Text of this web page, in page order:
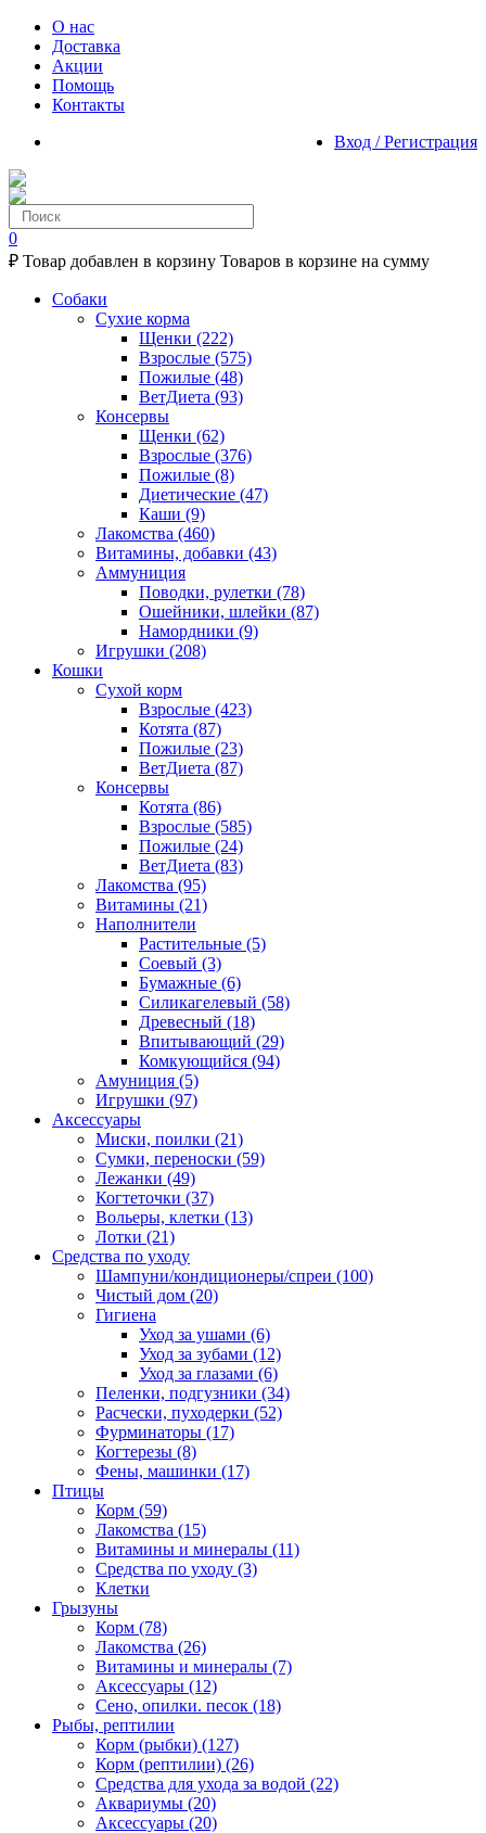
О нас
Доставка
Акции
Помощь
Контакты
Вход / Регистрация
0
₽ Товар добавлен в корзину Товаров в корзине на сумму
Собаки
Сухие корма
Щенки (222)
Взрослые (575)
Пожилые (48)
ВетДиета (93)
Консервы
Щенки (62)
Взрослые (376)
Пожилые (8)
Диетические (47)
Каши (9)
Лакомства (460)
Витамины, добавки (43)
Аммуниция
Поводки, рулетки (78)
Ошейники, шлейки (87)
Намордники (9)
Игрушки (208)
Кошки
Сухой корм
Взрослые (423)
Котята (87)
Пожилые (23)
ВетДиета (87)
Консервы
Котята (86)
Взрослые (585)
Пожилые (24)
ВетДиета (83)
Лакомства (95)
Витамины (21)
Наполнители
Растительные (5)
Соевый (3)
Бумажные (6)
Силикагелевый (58)
Древесный (18)
Впитывающий (29)
Комкующийся (94)
Амуниция (5)
Игрушки (97)
Аксессуары
Миски, поилки (21)
Сумки, переноски (59)
Лежанки (49)
Когтеточки (37)
Вольеры, клетки (13)
Лотки (21)
Средства по уходу
Шампуни/кондиционеры/спреи (100)
Чистый дом (20)
Гигиена
Уход за ушами (6)
Уход за зубами (12)
Уход за глазами (6)
Пеленки, подгузники (34)
Расчески, пуходерки (52)
Фурминаторы (17)
Когтерезы (8)
Фены, машинки (17)
Птицы
Корм (59)
Лакомства (15)
Витамины и минералы (11)
Средства по уходу (3)
Клетки
Грызуны
Корм (78)
Лакомства (26)
Витамины и минералы (7)
Аксессуары (12)
Сено, опилки. песок (18)
Рыбы, рептилии
Корм (рыбки) (127)
Корм (рептилии) (26)
Средства для ухода за водой (22)
Аквариумы (20)
Аксессуары (20)